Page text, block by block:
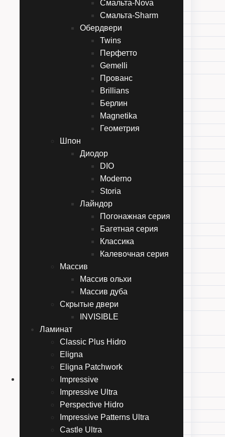
Смальта-Nova
Смальта-Sharm
Обердвери
Twins
Перфетто
Gemelli
Прованс
Brillians
Берлин
Magnetika
Геометрия
Шпон
Диодор
DIO
Moderno
Storia
Лайндор
Погонажная серия
Багетная серия
Классика
Калевочная серия
Массив
Массив ольхи
Массив дуба
Скрытые двери
INVISIBLE
Ламинат
Classic Plus Hidro
Eligna
Eligna Patchwork
Impressive
Impressive Ultra
Perspective Hidro
Impressive Patterns Ultra
Castle Ultra
Смальта-Bella
Смальта-Deco
Смальта-Galant
Смальта-Line
Смальта-Nova
Смальта-Sharm
Обердвери
Twins
Перфетто
Gemelli
Прованс
Берлин
Magnetika
Геометрия
Диодор
DIO
Moderno
Storia
Лайндор
Багетная серия
Классика
Калевочная серия
Массив
Массив ольхи
Массив дуба
Скрытые двери
INVISIBLE
Classic Plus Hidro
Eligna
Eligna Patchwork
Impressive